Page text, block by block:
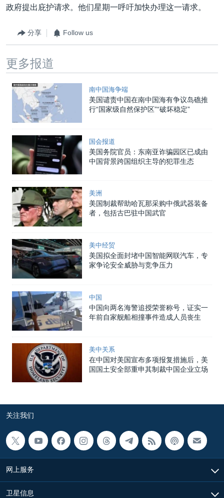
政府提出庇护请求。他们星期一呼吁加快办理这一请求。
分享 Follow us
更多报道
南中国海争端
美国谴责中国在南中国海有争议岛礁推
行“国家级自然保护区”“破坏稳定”
国会报道
美国务院官员：东南亚诈骗园区已成由
中国背景跨国组织主导的犯罪生态
美洲
美国制裁帮助哈瓦那采购中俄武器装备
者，包括古巴驻中国武官
美中经贸
美国拟全面封堵中国智能网联汽车，专
家争论安全威胁与竞争压力
中国
中国向两名海警追授荣誉称号，证实一
年前自家舰船相撞事件造成人员丧生
美中关系
在中国对美国宣布多项报复措施后，美
国国土安全部重申其制裁中国企业立场
关注我们
网上服务
卫星信息